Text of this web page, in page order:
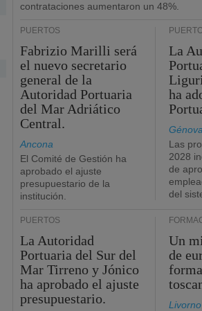
contrataciones aumentaron un 48%.
PUERTOS
Fabrizio Marilli será
el nuevo secretario
general de la
Autoridad Portuaria
del Mar Adriático
Central.
Ancona
El Comité de Gestión ha
aprobado el ajuste
presupuestario de la
institución.
La
ha
Génova
Las
2028
de
del
PUERTOS
La Autoridad
Portuaria del Sur del
Mar Tirreno y Jónico
ha aprobado el ajuste
presupuestario.
Un
de
Livorno